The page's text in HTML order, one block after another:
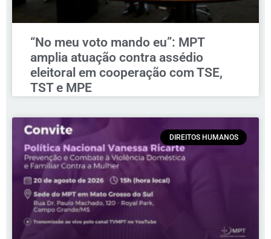
“No meu voto mando eu”: MPT
amplia atuação contra assédio
eleitoral em cooperação com TSE,
TST e MPE
DIREITOS HUMANOS